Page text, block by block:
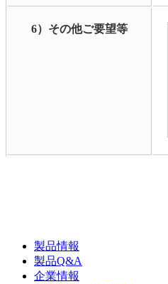
6）その他ご要望等
製品情報
製品Q&A
企業情報